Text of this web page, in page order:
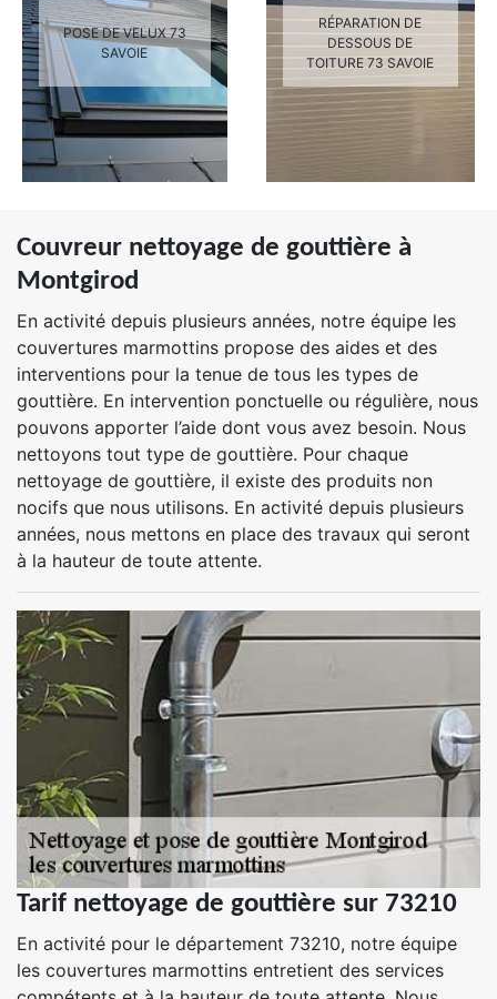
POSE DE VELUX 73
SAVOIE
RÉPARATION DE
DESSOUS DE
TOITURE 73 SAVOIE
Couvreur nettoyage de gouttière à
Montgirod
En activité depuis plusieurs années, notre équipe les
couvertures marmottins propose des aides et des
interventions pour la tenue de tous les types de
gouttière. En intervention ponctuelle ou régulière, nous
pouvons apporter l’aide dont vous avez besoin. Nous
nettoyons tout type de gouttière. Pour chaque
nettoyage de gouttière, il existe des produits non
nocifs que nous utilisons. En activité depuis plusieurs
années, nous mettons en place des travaux qui seront
à la hauteur de toute attente.
Tarif nettoyage de gouttière sur 73210
En activité pour le département 73210, notre équipe
les couvertures marmottins entretient des services